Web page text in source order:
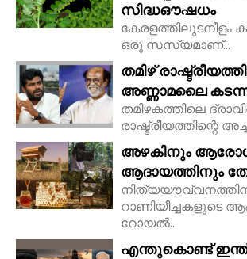
സിദ്ധഔഷധം
കേരളത്തിലുടനീളം
ഒരു സസ്യമാണ്...
തമിഴ്
അണ്ണാമലൈ
തമിഴകത്തിലെ
രാഷ്ട്രീയത്തിന്റെ
അഴകിനും
ആദായത്തിനും
റാണിയീച്ചകളുടെ
റോയല്‍...
എന്തുകൊണ്ട്